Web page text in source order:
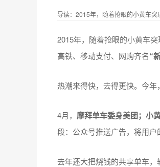
导读：2015年，随着抢眼的小黄车
2015年，随着抢眼的小黄车
高铁、移动支付、网购齐名“
热潮来得快，去得更快。今年
4月， 摩拜单车委身美团；小
段：公众号推送广告，将用户
去年还大把烧钱的共享单车，